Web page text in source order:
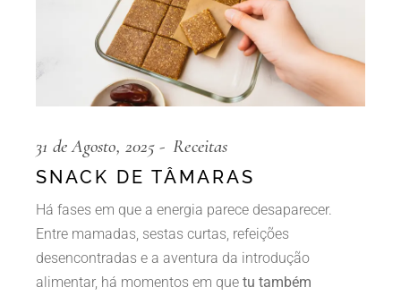
31 de Agosto, 2025 Receitas
SNACK DE TÂMARAS
Há fases em que a energia parece desaparecer.
Entre mamadas, sestas curtas, refeições
desencontradas e a aventura da introdução
alimentar, há momentos em quetu também